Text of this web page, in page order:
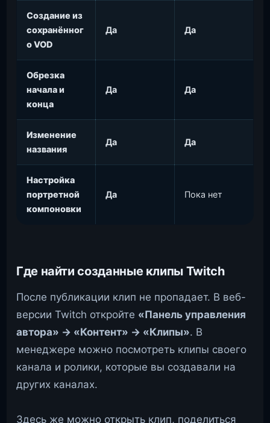
Создание из
сохранённог
о VOD
Да Да
Обрезка
начала и
конца
Да Да
Изменение
названия
Да Да
Настройка
портретной
компоновки
Да Пока нет
Где найти созданные клипы Twitch
После публикации клип не пропадает. В веб-
версии Twitch откройте «Панель управления
автора» → «Контент» → «Клипы». В
менеджере можно посмотреть клипы своего
канала и ролики, которые вы создавали на
других каналах.
Здесь же можно открыть клип, поделиться